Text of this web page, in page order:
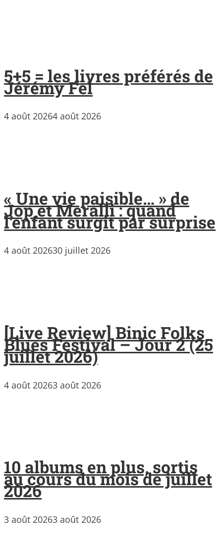
5+5 = les livres préférés de
Jérémy Fel
4 août 20264 août 2026
« Une vie paisible… » de
Jop et Meralli : quand
l’enfant surgit par surprise
4 août 202630 juillet 2026
[Live Review] Binic Folks
Blues Festival – Jour 2 (25
juillet 2026)
4 août 20263 août 2026
10 albums en plus, sortis
au cours du mois de juillet
2026
3 août 20263 août 2026